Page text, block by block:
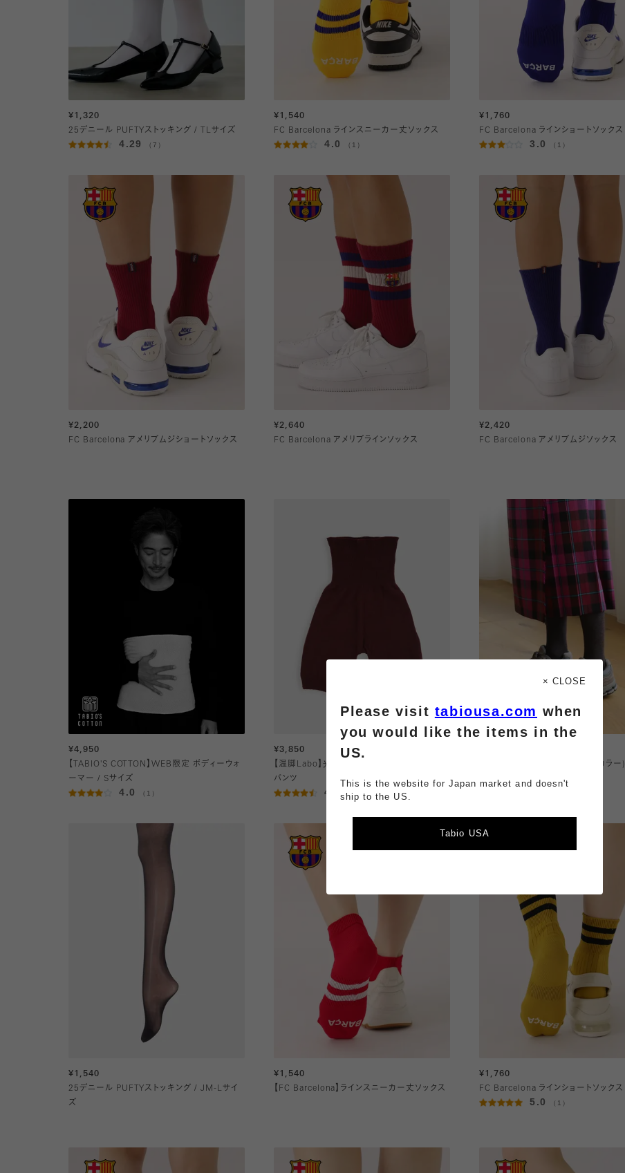
¥1,320
25デニール PUFTYストッキング / TLサイズ
4.29 （7）
¥1,540
FC Barcelona ラインスニーカー丈ソックス
4.0 （1）
¥1,760
FC Barcelona ラインショートソックス
3.0 （1）
¥2,200
FC Barcelona アメリブムジショートソックス
¥2,640
FC Barcelona アメリブラインソックス
¥2,420
FC Barcelona アメリブムジソックス
¥4,950
【TABIO'S COTTON】WEB限定 ボディーウォ
ーマー / Sサイズ
4.0 （1）
¥3,850
【温脚Labo】光電子×ウール ボディウォーマー
パンツ
4.74 （19）
ソフティ 210デニールタイツ(杢カラー)
4.63 （8）
¥1,540
25デニール PUFTYストッキング / JM-Lサイ
ズ
¥1,540
【FC Barcelona】ラインスニーカー丈ソックス
¥1,760
FC Barcelona ラインショートソックス
5.0 （1）
× CLOSE
Please visit tabiousa.com when
you would like the items in the
US.
This is the website for Japan market and doesn't
ship to the US.
Tabio USA